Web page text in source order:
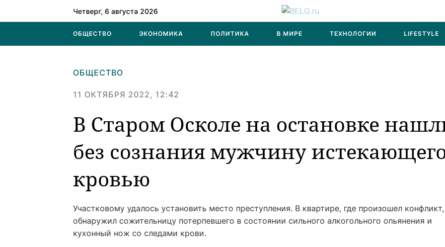
Четверг, 6 августа 2026
ОБЩЕСТВО ЭКОНОМИКА ПОЛИТИКА В МИРЕ ТЕХНОЛОГИИ LIFESTYLE
ОБЩЕСТВО
11 ОКТЯБРЯ 2022, 12:42
В Старом Осколе на остановке
без сознания мужчину
кровью
Участковому удалось установить место преступления. В квартире, где произошел
обнаружил сожительницу потерпевшего в состоянии сильного алкогольного опьянения и
кухонный нож со следами крови.